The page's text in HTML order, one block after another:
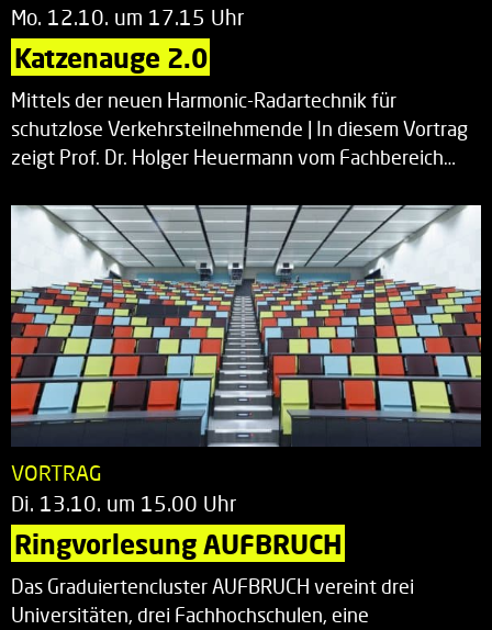
Mo. 12.10. um 17.15 Uhr
Katzenauge 2.0
Mittels der neuen Harmonic-Radartechnik für
schutzlose Verkehrsteilnehmende | In diesem Vortrag
zeigt Prof. Dr. Holger Heuermann vom Fachbereich…
VORTRAG
Di. 13.10. um 15.00 Uhr
Ringvorlesung AUFBRUCH
Das Graduiertencluster AUFBRUCH vereint drei
Universitäten, drei Fachhochschulen, eine